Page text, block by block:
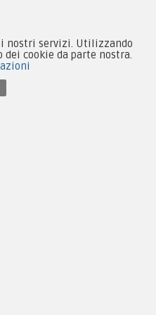
i nostri servizi. Utilizzando
cookie da parte nostra.